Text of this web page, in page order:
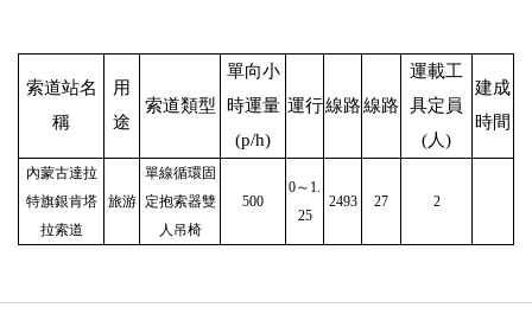
索道站名
稱
用
途
索道類型
單向小
時運量
(p/h)
運行線路線路
運載工
具定員
(人)
建成
時間
內蒙古達拉
特旗銀肯塔
拉索道
旅游
單線循環固
定抱索器雙
人吊椅
500
0～1.
25
2493 27 2